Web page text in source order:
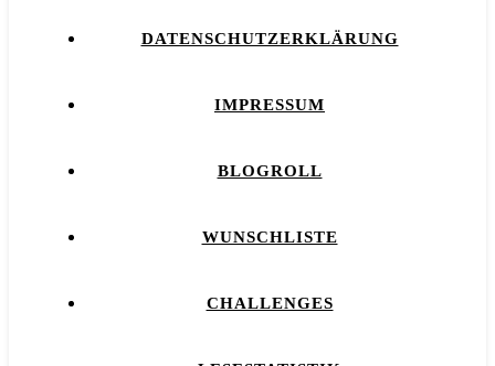
DATENSCHUTZERKLÄRUNG
IMPRESSUM
BLOGROLL
WUNSCHLISTE
CHALLENGES